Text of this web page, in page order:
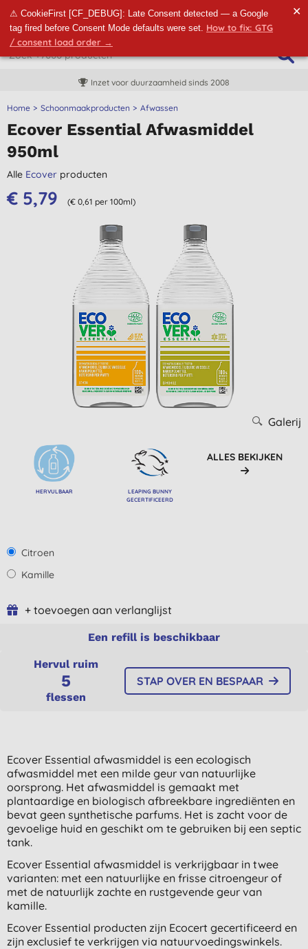
⚠ CookieFirst [CF_DEBUG]: Late Consent detected — a Google
tag fired before Consent Mode defaults were set. How to fix: GTG
/ consent load order →
✕
Inzet voor duurzaamheid sinds 2008
Home Schoonmaakproducten Afwassen
Ecover Essential Afwasmiddel
950ml
Alle Ecover producten
€ 5,79 (€ 0,61 per 100ml)
Galerij
HERVULBAAR
LEAPING BUNNY
GECERTIFICEERD
ALLES BEKIJKEN
Citroen
Kamille
+ toevoegen aan verlanglijst
Een refill is beschikbaar
Hervul ruim
5
flessen
STAP OVER EN BESPAAR
Ecover Essential afwasmiddel is een ecologisch
afwasmiddel met een milde geur van natuurlijke
oorsprong. Het afwasmiddel is gemaakt met
plantaardige en biologisch afbreekbare ingrediënten en
bevat geen synthetische parfums. Het is zacht voor de
gevoelige huid en geschikt om te gebruiken bij een septic
tank.
Ecover Essential afwasmiddel is verkrijgbaar in twee
varianten: met een natuurlijke en frisse citroengeur of
met de natuurlijk zachte en rustgevende geur van
kamille.
Ecover Essential producten zijn Ecocert gecertificeerd en
zijn exclusief te verkrijgen via natuurvoedingswinkels.